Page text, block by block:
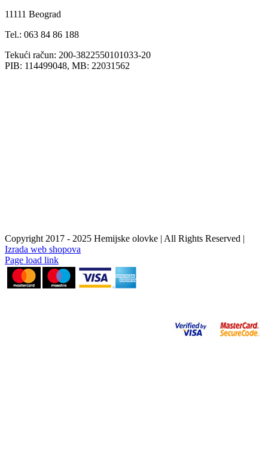
11111 Beograd
Tel.: 063 84 86 188
Tekući račun: 200-3822550101033-20
PIB: 114499048, MB: 22031562
Copyright 2017 - 2025 Hemijske olovke | All Rights Reserved |
Izrada web shopova
Instagram
Facebook
YouTube
Page load link